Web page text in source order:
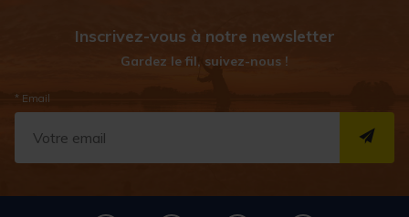
Inscrivez-vous à notre newsletter
Gardez le fil, suivez-nous !
* Email